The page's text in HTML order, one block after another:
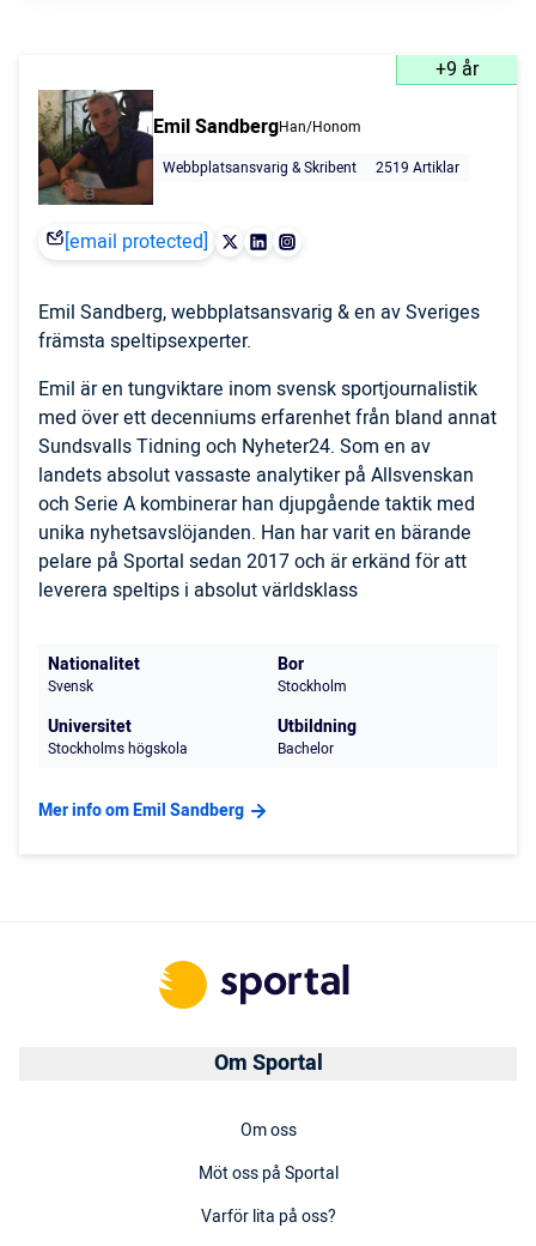
+9 år
Emil SandbergHan/Honom
Webbplatsansvarig & Skribent
2519 Artiklar
[email protected]
Emil Sandberg, webbplatsansvarig & en av Sveriges
främsta speltipsexperter.
Emil är en tungviktare inom svensk sportjournalistik
med över ett decenniums erfarenhet från bland annat
Sundsvalls Tidning och Nyheter24. Som en av
landets absolut vassaste analytiker på Allsvenskan
och Serie A kombinerar han djupgående taktik med
unika nyhetsavslöjanden. Han har varit en bärande
pelare på Sportal sedan 2017 och är erkänd för att
leverera speltips i absolut världsklass
Nationalitet
Svensk
Bor
Stockholm
Universitet
Stockholms högskola
Utbildning
Bachelor
Mer info om Emil Sandberg
Om Sportal
Om oss
Möt oss på Sportal
Varför lita på oss?